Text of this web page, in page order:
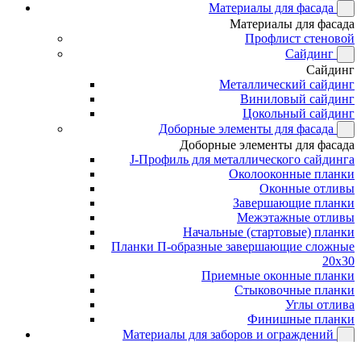
Материалы для фасада
Материалы для фасада
Профлист стеновой
Сайдинг
Сайдинг
Металлический сайдинг
Виниловый сайдинг
Цокольный сайдинг
Доборные элементы для фасада
Доборные элементы для фасада
J-Профиль для металлического сайдинга
Околооконные планки
Оконные отливы
Завершающие планки
Межэтажные отливы
Начальные (стартовые) планки
Планки П-образные завершающие сложные
20x30
Приемные оконные планки
Стыковочные планки
Углы отлива
Финишные планки
Материалы для заборов и ограждений